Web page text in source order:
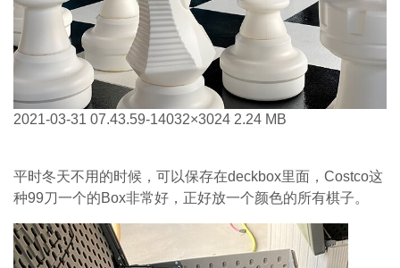
2021-03-31 07.43.59-14032×3024 2.24 MB
平时冬天不用的时候，可以保存在deckbox里面，Costco这
种99刀一个的Box非常好，正好放一个颜色的所有棋子。